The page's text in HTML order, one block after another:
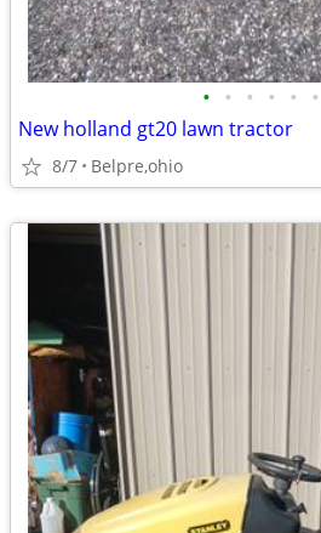
• • • • • •
New holland gt20 lawn tractor
8/7 Belpre,ohio